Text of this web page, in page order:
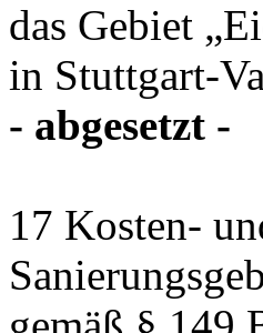
das Gebiet
in Stuttgart-
- abgesetzt -
17 Kosten-